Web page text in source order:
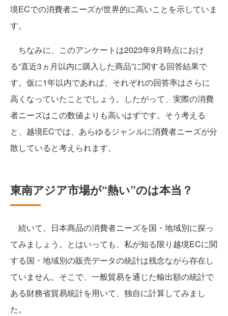
境ECでの消費者ニーズが世界的に高いことを示していま
す。
ちなみに、このアンケートは2023年9月時点におけ
る“直近3ヵ月以内に購入した商品”に関する回答結果で
す。仮に1年以内であれば、それぞれの回答率はさらに
高くなっていたことでしょう。したがって、実際の消費
者ニーズはこの数値よりも高いはずです。そう考える
と、越境ECでは、あらゆるジャンルに消費者ニーズが分
散していると考えられます。
東南アジア市場が“熱い”のは本当？
続いて、日本商品の消費者ニーズを国・地域別に探っ
てみましょう。とはいっても、私が知る限り越境ECに関
する国・地域別の販売データの統計は残念ながら存在し
ていません。そこで、一般貿易を通じた輸出額の統計で
ある財務省貿易統計を用いて、独自に計算してみまし
た。